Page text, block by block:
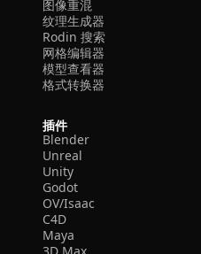
图像重混
纹理生成器
Rodin 搜索
网格编辑器
模型查看器
格式转换器
插件
Blender
Unreal
Unity
Godot
OV/Isaac
C4D
Maya